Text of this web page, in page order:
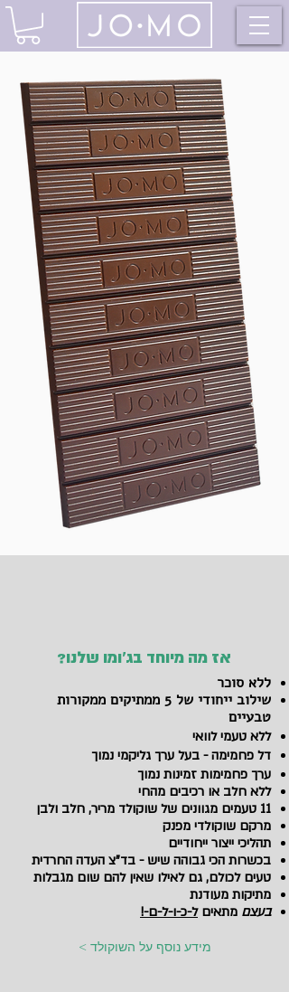
אז מה מיוחד בג'ומו שלנו?
ללא סוכר
שילוב ייחודי של 5 ממתיקים ממקורות
טבעיים
ללא טעמי לוואי
דל פחמימה - בעל ערך גליקמי נמוך
ערך פחמימות זמינות נמוך
ללא חלב או רכיבים מהחי
11 טעמים מגוונים של שוקולד מריר, חלב ולבן
מרקם שוקולדי מפנק
תהליכי ייצור ייחודיים
בכשרות הכי גבוהה שיש - בד"צ העדה החרדית
טעים לכולם, גם לאילו שאין להם שום מגבלות
מתיקות מעודנת
בעצם מתאיםל-כ-ו-ל-ם-!
< מידע נוסף על השוקולד